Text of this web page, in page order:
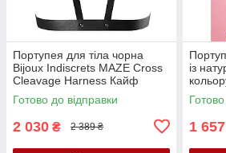
Портупея для тіла чорна
Bijoux Indiscrets MAZE Cross
Cleavage Harness Кайф
Готово до відправки
2 030 ₴ 2 389 ₴
із
H2
1 657